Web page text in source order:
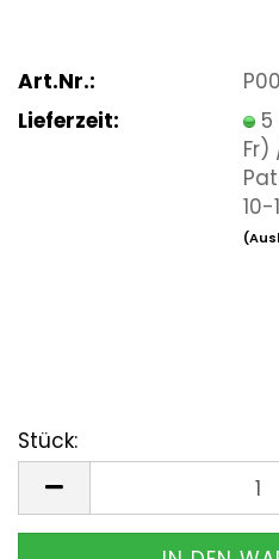
Art.Nr.:
Lieferzeit:
Fr)
Stück: